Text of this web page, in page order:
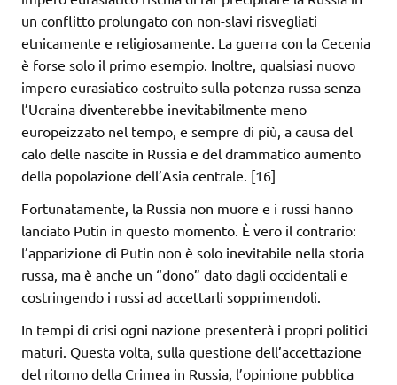
un conflitto prolungato con non-slavi risvegliati
etnicamente e religiosamente. La guerra con la Cecenia
è forse solo il primo esempio. Inoltre, qualsiasi nuovo
impero eurasiatico costruito sulla potenza russa senza
l’Ucraina diventerebbe inevitabilmente meno
europeizzato nel tempo, e sempre di più, a causa del
calo delle nascite in Russia e del drammatico aumento
della popolazione dell’Asia centrale. [16]
Fortunatamente, la Russia non muore e i russi hanno
lanciato Putin in questo momento. È vero il contrario:
l’apparizione di Putin non è solo inevitabile nella storia
russa, ma è anche un “dono” dato dagli occidentali e
costringendo i russi ad accettarli sopprimendoli.
In tempi di crisi ogni nazione presenterà i propri politici
maturi. Questa volta, sulla questione dell’accettazione
del ritorno della Crimea in Russia, l’opinione pubblica